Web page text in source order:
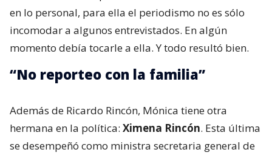
en lo personal, para ella el periodismo no es sólo
incomodar a algunos entrevistados. En algún
momento debía tocarle a ella. Y todo resultó bien.
“No reporteo con la familia”
Además de Ricardo Rincón, Mónica tiene otra
hermana en la política: Ximena Rincón. Esta última
se desempeñó como ministra secretaria general de